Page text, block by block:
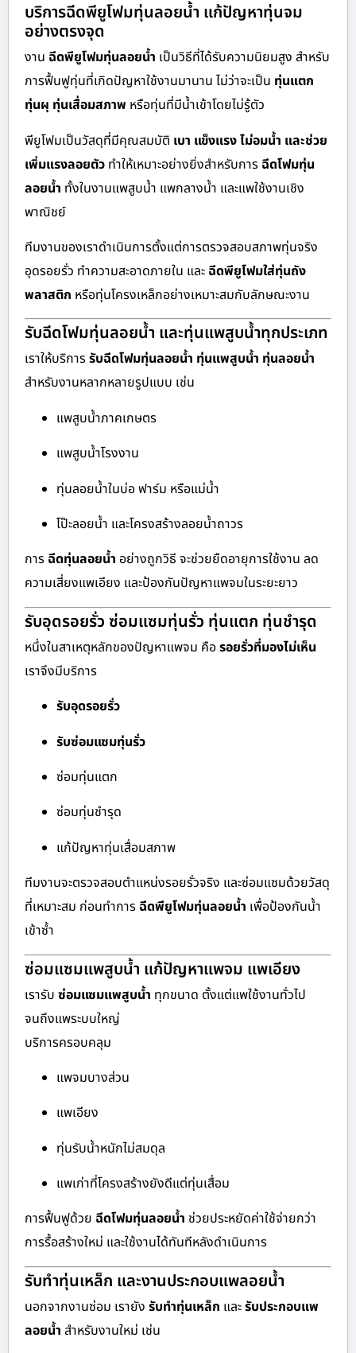
บริการฉีดพียูโฟมทุ่นลอยน้ำ แก้ปัญหาทุ่นจม
อย่างตรงจุด
งาน ฉีดพียูโฟมทุ่นลอยน้ำ เป็นวิธีที่ได้รับความนิยมสูง สำหรับ
การฟื้นฟูทุ่นที่เกิดปัญหาใช้งานมานาน ไม่ว่าจะเป็น ทุ่นแตก
ทุ่นผุ ทุ่นเสื่อมสภาพ หรือทุ่นที่มีน้ำเข้าโดยไม่รู้ตัว
พียูโฟมเป็นวัสดุที่มีคุณสมบัติ เบา แข็งแรง ไม่อมน้ำ และช่วย
เพิ่มแรงลอยตัว ทำให้เหมาะอย่างยิ่งสำหรับการ ฉีดโฟมทุ่น
ลอยน้ำ ทั้งในงานแพสูบน้ำ แพกลางน้ำ และแพใช้งานเชิง
พาณิชย์
ทีมงานของเราดำเนินการตั้งแต่การตรวจสอบสภาพทุ่นจริง
อุดรอยรั่ว ทำความสะอาดภายใน และ ฉีดพียูโฟมใส่ทุ่นถัง
พลาสติก หรือทุ่นโครงเหล็กอย่างเหมาะสมกับลักษณะงาน
รับฉีดโฟมทุ่นลอยน้ำ และทุ่นแพสูบน้ำทุกประเภท
เราให้บริการรับฉีดโฟมทุ่นลอยน้ำ ทุ่นแพสูบน้ำ ทุ่นลอยน้ำ
สำหรับงานหลากหลายรูปแบบ เช่น
แพสูบน้ำภาคเกษตร
แพสูบน้ำโรงงาน
ทุ่นลอยน้ำในบ่อ ฟาร์ม หรือแม่น้ำ
โป๊ะลอยน้ำ และโครงสร้างลอยน้ำถาวร
การ ฉีดทุ่นลอยน้ำ อย่างถูกวิธี จะช่วยยืดอายุการใช้งาน ลด
ความเสี่ยงแพเอียง และป้องกันปัญหาแพจมในระยะยาว
รับอุดรอยรั่ว ซ่อมแซมทุ่นรั่ว ทุ่นแตก ทุ่นชำรุด
หนึ่งในสาเหตุหลักของปัญหาแพจม คือรอยรั่วที่มองไม่เห็น
เราจึงมีบริการ
รับอุดรอยรั่ว
รับซ่อมแซมทุ่นรั่ว
ซ่อมทุ่นแตก
ซ่อมทุ่นชำรุด
แก้ปัญหาทุ่นเสื่อมสภาพ
ทีมงานจะตรวจสอบตำแหน่งรอยรั่วจริง และซ่อมแซมด้วยวัสดุ
ที่เหมาะสม ก่อนทำการ ฉีดพียูโฟมทุ่นลอยน้ำ เพื่อป้องกันน้ำ
เข้าซ้ำ
ซ่อมแซมแพสูบน้ำ แก้ปัญหาแพจม แพเอียง
เรารับ ซ่อมแซมแพสูบน้ำ ทุกขนาด ตั้งแต่แพใช้งานทั่วไป
จนถึงแพระบบใหญ่
บริการครอบคลุม
แพจมบางส่วน
แพเอียง
ทุ่นรับน้ำหนักไม่สมดุล
แพเก่าที่โครงสร้างยังดีแต่ทุ่นเสื่อม
การฟื้นฟูด้วย ฉีดโฟมทุ่นลอยน้ำ ช่วยประหยัดค่าใช้จ่ายกว่า
การรื้อสร้างใหม่ และใช้งานได้ทันทีหลังดำเนินการ
รับทำทุ่นเหล็ก และงานประกอบแพลอยน้ำ
นอกจากงานซ่อม เรายัง รับทำทุ่นเหล็ก และรับประกอบแพ
ลอยน้ำ สำหรับงานใหม่ เช่น